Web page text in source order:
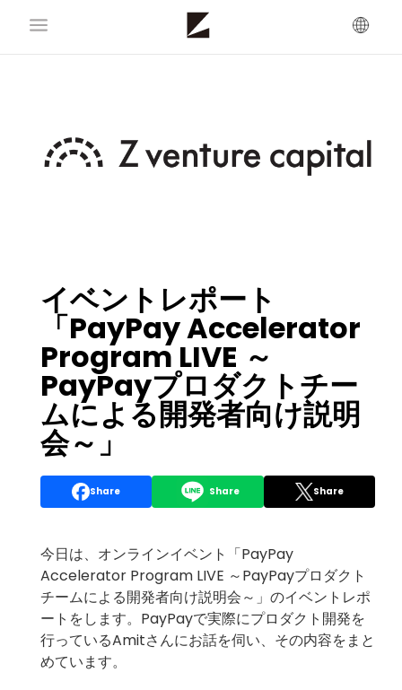
イベントレポート
「PayPay Accelerator
Program LIVE ～
PayPayプロダクトチー
ムによる開発者向け説明
会～」
Share Share Share
今日は、オンラインイベント「PayPay
Accelerator Program LIVE ～PayPayプロダクト
チームによる開発者向け説明会～」のイベントレポ
ートをします。PayPayで実際にプロダクト開発を
行っているAmitさんにお話を伺い、その内容をまと
めています。